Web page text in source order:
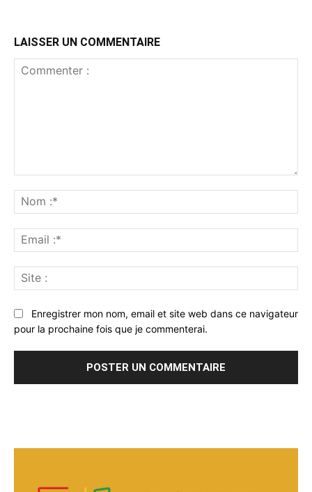
LAISSER UN COMMENTAIRE
:*
:*
:
Enregistrer mon nom, email et site web dans ce navigateur
pour la prochaine fois que je commenterai.